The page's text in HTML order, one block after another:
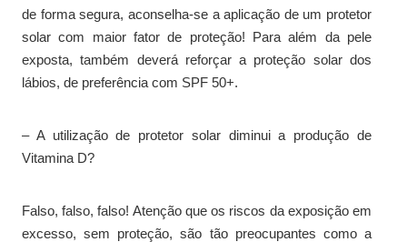
de forma segura, aconselha-se a aplicação de um protetor
solar com maior fator de proteção! Para além da pele
exposta, também deverá reforçar a proteção solar dos
lábios, de preferência com SPF 50+.
– A utilização de protetor solar diminui a produção de
Vitamina D?
Falso, falso, falso! Atenção que os riscos da exposição em
excesso, sem proteção, são tão preocupantes como a